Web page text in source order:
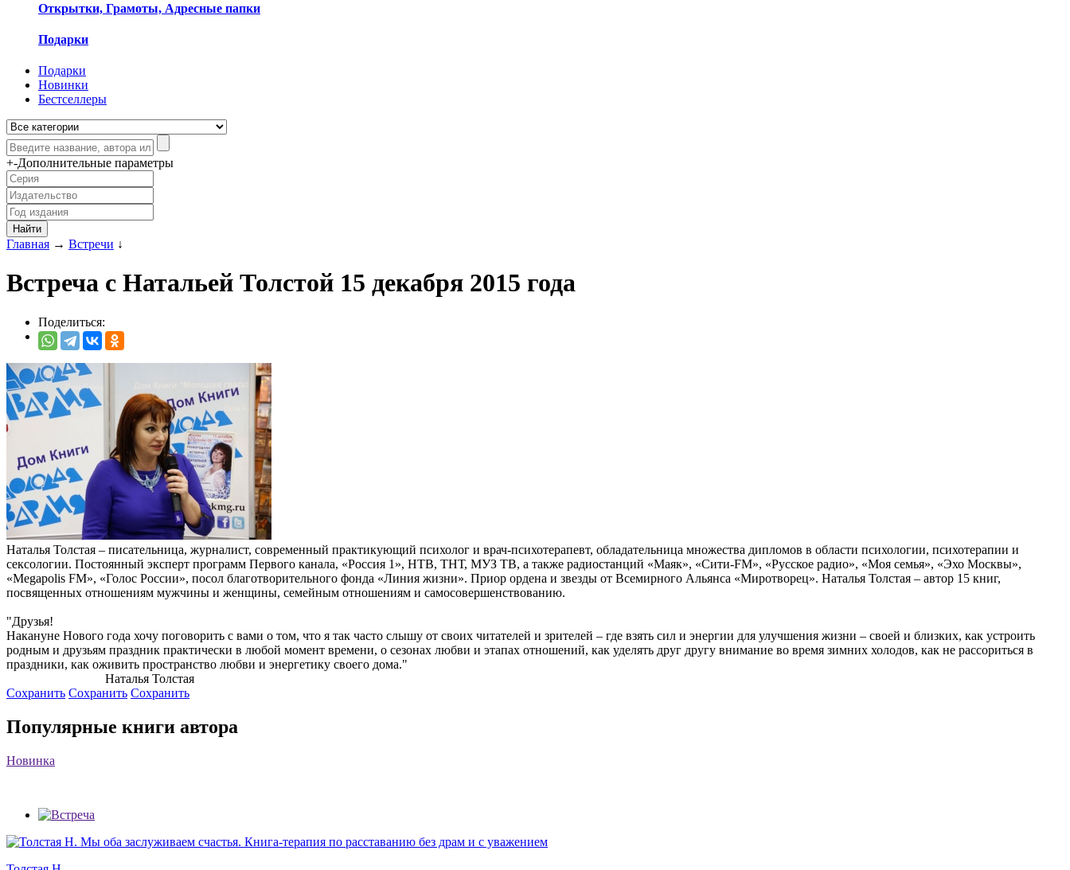
Открытки, Грамоты, Адресные папки
Подарки
Подарки
Новинки
Бестселлеры
+-Дополнительные параметры
Главная → Встречи ↓
Встреча с Натальей Толстой 15 декабря 2015 года
Поделиться:
Наталья Толстая – писательница, журналист, современный практикующий психолог и врач-психотерапевт, обладательница множества дипломов в области психологии, психотерапии и
сексологии. Постоянный эксперт программ Первого канала, «Россия 1», НТВ, ТНТ, МУЗ ТВ, а также радиостанций «Маяк», «Сити-FM», «Русское радио», «Моя семья», «Эхо Москвы»,
«Megapolis FM», «Голос России», посол благотворительного фонда «Линия жизни». Приор ордена и звезды от Всемирного Альянса «Миротворец». Наталья Толстая – автор 15 книг,
посвященных отношениям мужчины и женщины, семейным отношениям и самосовершенствованию.
"Друзья!
Накануне Нового года хочу поговорить с вами о том, что я так часто слышу от своих читателей и зрителей – где взять сил и энергии для улучшения жизни – своей и близких, как устроить
родным и друзьям праздник практически в любой момент времени, о сезонах любви и этапах отношений, как уделять друг другу внимание во время зимних холодов, как не рассориться в
праздники, как оживить пространство любви и энергетику своего дома."
Наталья Толстая
Сохранить Сохранить Сохранить
Популярные книги автора
Новинка